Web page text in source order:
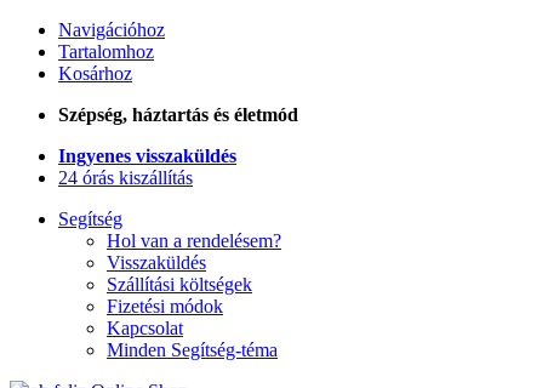
Navigációhoz
Tartalomhoz
Kosárhoz
Szépség, háztartás és életmód
Ingyenes visszaküldés
24 órás kiszállítás
Segítség
Hol van a rendelésem?
Visszaküldés
Szállítási költségek
Fizetési módok
Kapcsolat
Minden Segítség-téma